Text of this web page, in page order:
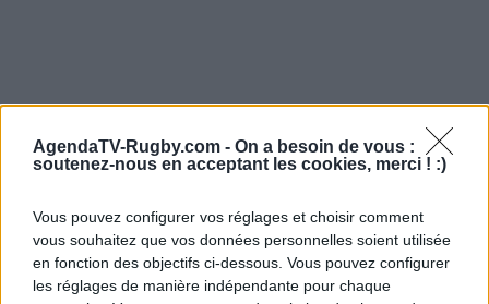
AgendaTV-Rugby.com - On a besoin de vous :
soutenez-nous en acceptant les cookies, merci ! :)
Vous pouvez configurer vos réglages et choisir comment
vous souhaitez que vos données personnelles soient utilisée
en fonction des objectifs ci-dessous. Vous pouvez configurer
les réglages de manière indépendante pour chaque